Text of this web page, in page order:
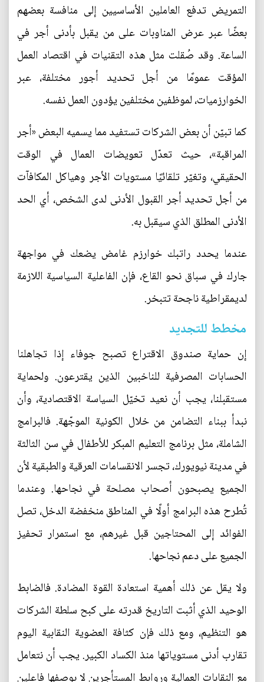
التمريض تدفع العاملين الأساسيين إلى منافسة بعضهم
بعضًا عبر عرض المناوبات على من يقبل بأدنى أجر في
الساعة. وقد صُقلت مثل هذه التقنيات في اقتصاد العمل
المؤقت عمومًا من أجل تحديد أجور مختلفة، عبر
الخوارزميات، لموظفين مختلفين يؤدون العمل نفسه.
كما تبيّن أن بعض الشركات تستفيد مما يسميه البعض «أجر
المراقبة»، حيث تعدّل تعويضات العمال في الوقت
الحقيقي، وتغيّر تلقائيًا مستويات الأجر وهياكل المكافآت
من أجل تحديد أجر القبول الأدنى لدى الشخص، أي الحد
الأدنى المطلق الذي سيقبل به.
عندما يحدد راتبك خوارزم غامض يضعك في مواجهة
جارك في سباق نحو القاع، فإن الفاعلية السياسية اللازمة
لديمقراطية ناجحة تتبخر.
مخطط للتجديد
إن حماية صندوق الاقتراع تصبح جوفاء إذا تجاهلنا
الحسابات المصرفية للناخبين الذين يقترعون. ولحماية
مستقبلنا، يجب أن نعيد تخيّل السياسة الاقتصادية، وأن
نبدأ ببناء التضامن من خلال الكونية الموجّهة. فالبرامج
الشاملة، مثل برنامج التعليم المبكر للأطفال في سن الثالثة
في مدينة نيويورك، تجسر الانقسامات العرقية والطبقية لأن
الجميع يصبحون أصحاب مصلحة في نجاحها. وعندما
تُطرح هذه البرامج أولًا في المناطق منخفضة الدخل، تصل
الفوائد إلى المحتاجين قبل غيرهم، مع استمرار تحفيز
الجميع على دعم نجاحها.
ولا يقل عن ذلك أهمية استعادة القوة المضادة. فالضابط
الوحيد الذي أثبت التاريخ قدرته على كبح سلطة الشركات
هو التنظيم، ومع ذلك فإن كثافة العضوية النقابية اليوم
تقارب أدنى مستوياتها منذ الكساد الكبير. يجب أن نتعامل